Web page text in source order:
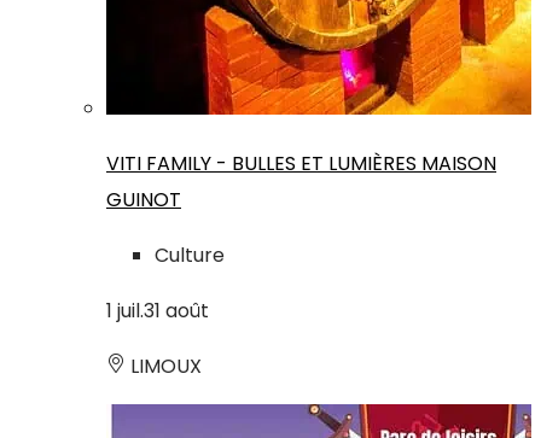
VITI FAMILY - BULLES ET LUMIÈRES MAISON
GUINOT
Culture
1 juil.31 août
LIMOUX